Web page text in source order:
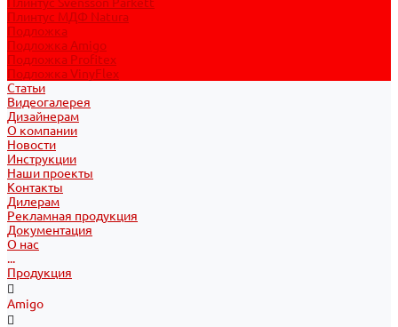
Плинтус МДФ Natura
Подложка
Подложка Amigo
Подложка Profitex
Подложка VinyFlex
Статьи
Видеогалерея
Дизайнерам
О компании
Новости
Инструкции
Наши проекты
Контакты
Дилерам
Рекламная продукция
Документация
О нас
...
Продукция
Amigo